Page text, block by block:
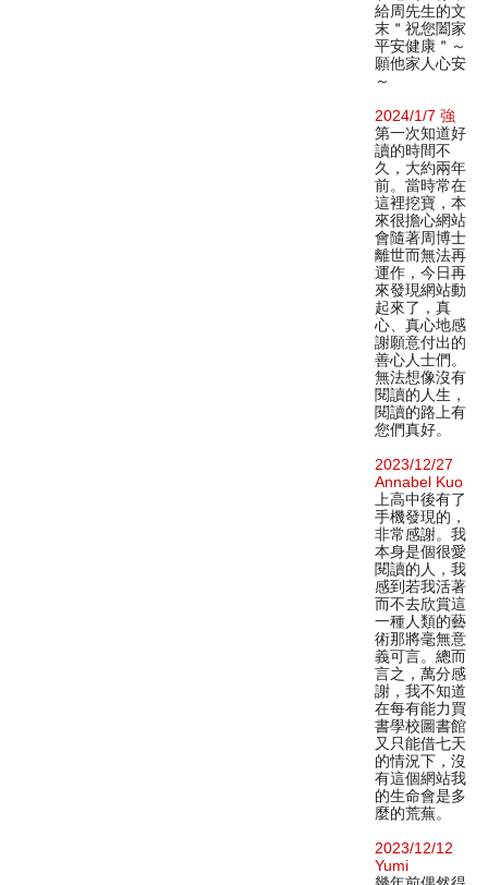
給周先生的文
末＂祝您闔家
平安健康＂～
願他家人心安
～
2024/1/7 強
第一次知道好
讀的時間不
久，大約兩年
前。當時常在
這裡挖寶，本
來很擔心網站
會隨著周博士
離世而無法再
運作，今日再
來發現網站動
起來了，真
心、真心地感
謝願意付出的
善心人士們。
無法想像沒有
閱讀的人生，
閱讀的路上有
您們真好。
2023/12/27
Annabel Kuo
上高中後有了
手機發現的，
非常感謝。我
本身是個很愛
閱讀的人，我
感到若我活著
而不去欣賞這
一種人類的藝
術那將毫無意
義可言。總而
言之，萬分感
謝，我不知道
在每有能力買
書學校圖書館
又只能借七天
的情況下，沒
有這個網站我
的生命會是多
麼的荒蕪。
2023/12/12
Yumi